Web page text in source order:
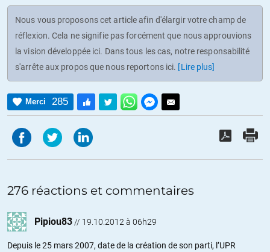
Nous vous proposons cet article afin d'élargir votre champ de
réflexion. Cela ne signifie pas forcément que nous approuvions
la vision développée ici. Dans tous les cas, notre responsabilité
s'arrête aux propos que nous reportons ici. [Lire plus]
Merci 285
276 réactions et commentaires
Pipiou83// 19.10.2012 à 06h29
Depuis le 25 mars 2007, date de la création de son parti, l’UPR